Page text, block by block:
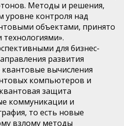
Методы и решения,
уровне контроля над
объектами, принято
для бизнес-
развития
вычисления
компьютеров и
защита
коммуникации и
то есть новые
взлому методы